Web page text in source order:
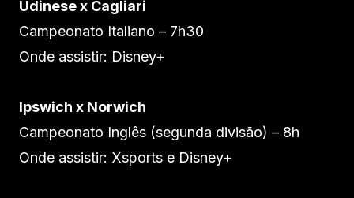
Udinese x Cagliari
Campeonato Italiano – 7h30
Onde assistir: Disney+
Ipswich x Norwich
Campeonato Inglês (segunda divisão) – 8h
Onde assistir: Xsports e Disney+